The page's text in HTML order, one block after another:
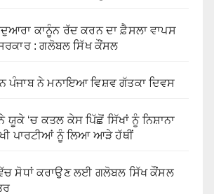
ਕਾਨੂੰਨ ਰੱਦ ਕਰਨ ਦਾ ਫ਼ੈਸਲਾ ਵਾਪਸ
: ਗਲੋਬਲ ਸਿੱਖ ਕੌਂਸਲ
ਪੰਜਾਬ ਨੇ ਮਨਾਇਆ ਵਿਸ਼ਵ ਗੱਤਕਾ ਦਿਵਸ
‘ਚ ਕਤਲ ਕੇਸ ਪਿੱਛੋਂ ਸਿੱਖਾਂ ਨੂੰ ਨਿਸ਼ਾਨਾ
ਪਾਰਟੀਆਂ ਨੂੰ ਲਿਆ ਆੜੇ ਹੱਥੀਂ
ਸੋਧਾਂ ਕਰਾਉਣ ਲਈ ਗਲੋਬਲ ਸਿੱਖ ਕੌਂਸਲ